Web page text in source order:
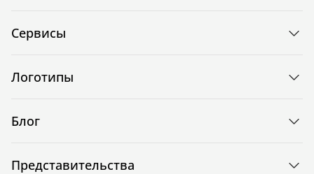
Сервисы
Логотипы
Блог
Представительства